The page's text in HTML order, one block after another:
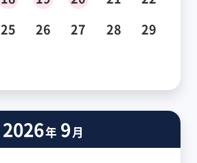
25 26 27 28
29
2026年 9月